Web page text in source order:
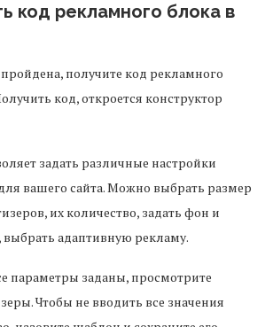
код рекламного блока в
получите код рекламного
код, откроется конструктор
задать различные настройки
вашего сайта. Можно выбрать размер
их количество, задать фон и
адаптивную рекламу.
параметры заданы, просмотрите
Чтобы не вводить все значения